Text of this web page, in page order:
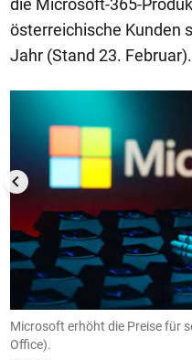
die Microsoft-365-
österreichische Kunden
Jahr (Stand 23. Februar).
1/4
Microsoft erhöht die Preise für
Office).